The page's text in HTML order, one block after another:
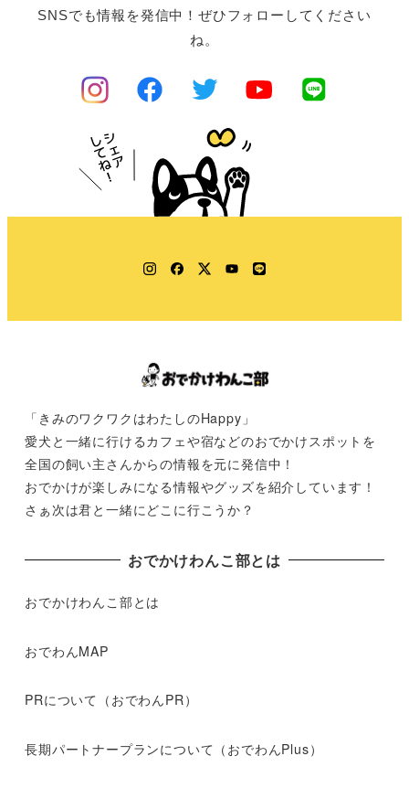
SNSでも情報を発信中！ぜひフォローしてください
ね。
Instagram
Facebook
TwitterYouTube
LINE
「きみのワクワクはわたしのHappy」
愛犬と一緒に行けるカフェや宿などのおでかけスポットを
全国の飼い主さんからの情報を元に発信中！
おでかけが楽しみになる情報やグッズを紹介しています！
さぁ次は君と一緒にどこに行こうか？
おでかけわんこ部とは
おでかけわんこ部とは
おでわんMAP
PRについて（おでわんPR）
長期パートナープランについて（おでわんPlus）